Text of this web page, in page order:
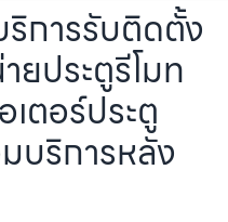
ริการรับติดตั้ง
ยประตูรีโมท
ตอร์ประตู
บริการหลัง